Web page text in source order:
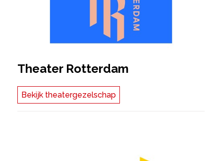
Theater Rotterdam
Bekijk theatergezelschap